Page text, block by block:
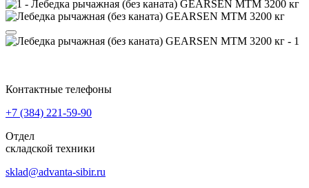
Контактные телефоны
+7 (384) 221-59-90
Отдел
складской техники
sklad@advanta-sibir.ru